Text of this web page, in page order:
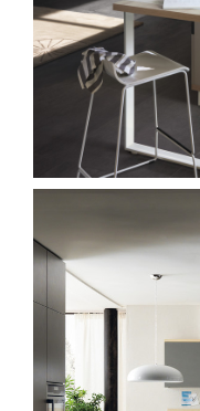
VANJSKI
UREDSKI
HOTELSKI